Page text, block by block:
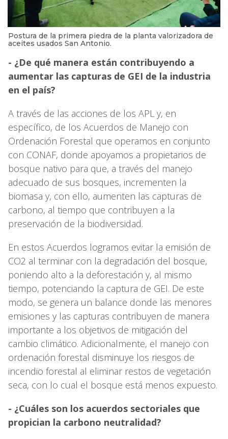
Postura de la primera piedra de la planta valorizadora de
aceites usados San Antonio.
- ¿De qué manera están contribuyendo a
aumentar las capturas de GEI de la industria
en el país?
A través de las acciones de los APL y, en
específico, de los Acuerdos de Manejo con
Ordenación Forestal que operamos en conjunto
con CONAF, donde apoyamos a propietarios de
bosque nativo para que, a través del manejo
adecuado de sus bosques, incrementen la
biomasa y, con ello, aumenten las capturas de
carbono, al tiempo que contribuyen a la
preservación de la biodiversidad.
En estos Acuerdos logramos evitar la emisión de
CO2 al terminar con la degradación del bosque,
poniendo alto a la deforestación y, al mismo
tiempo, potenciando la captura de GEI. De este
modo, se genera un balance donde las menores
emisiones y las capturas contribuyen de manera
importante a los objetivos de mitigación del
cambio climático. Adicionalmente, el manejo con
ordenación forestal disminuye los riesgos de
incendio forestal al eliminar restos de vegetación
seca, con lo cual el bosque está menos expuesto.
- ¿Cuáles son los acuerdos sectoriales que
propician la carbono neutralidad?